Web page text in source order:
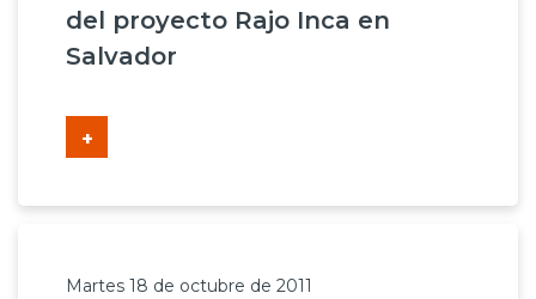
del proyecto Rajo Inca en
Salvador
+
Martes 18 de octubre de 2011